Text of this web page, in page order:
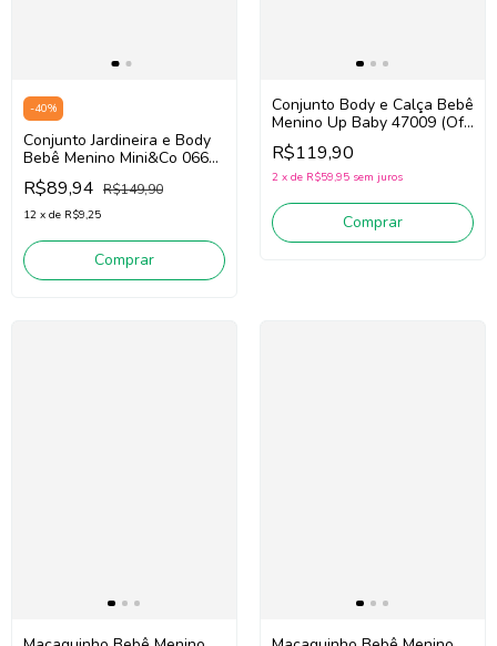
-40%
Conjunto Jardineira e Body
Bebê Menino Mini&Co 0664
(Off White/Marrom)
R$89,94 R$149,90
12 x de R$9,25
Comprar
Conjunto Body e Calça Bebê
Menino Up Baby 47009 (Off
White/Verde)
R$119,90
2 x de R$59,95 sem juros
Comprar